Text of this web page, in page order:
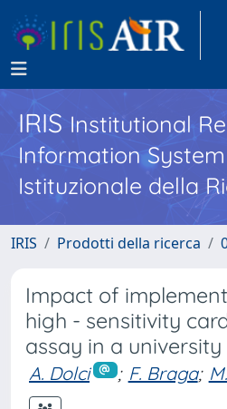
IRISInstitutional
Information System
Istituzionale della
IRIS Prodotti della ricerca
Impact of
high - sensitivity
assay in a
A. Dolci ; F. Braga;